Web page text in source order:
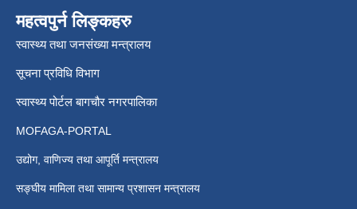
महत्वपुर्न लिङ्कहरु
स्वास्थ्य तथा जनसंख्या मन्त्रालय
सूचना प्रविधि विभाग
स्वास्थ्य पोर्टल बागचौर नगरपालिका
MOFAGA-PORTAL
उद्योग, वाणिज्य तथा आपूर्ति मन्त्रालय
सङ्घीय मामिला तथा सामान्य प्रशासन मन्त्रालय